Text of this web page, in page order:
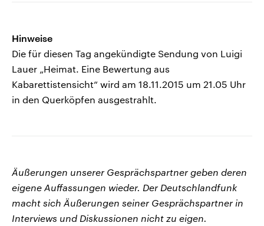
Hinweise
Die für diesen Tag angekündigte Sendung von Luigi
Lauer „Heimat. Eine Bewertung aus
Kabarettistensicht“ wird am 18.11.2015 um 21.05 Uhr
in den Querköpfen ausgestrahlt.
Äußerungen unserer Gesprächspartner geben deren
eigene Auffassungen wieder. Der Deutschlandfunk
macht sich Äußerungen seiner Gesprächspartner in
Interviews und Diskussionen nicht zu eigen.